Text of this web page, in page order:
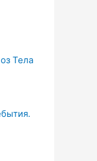
Тела